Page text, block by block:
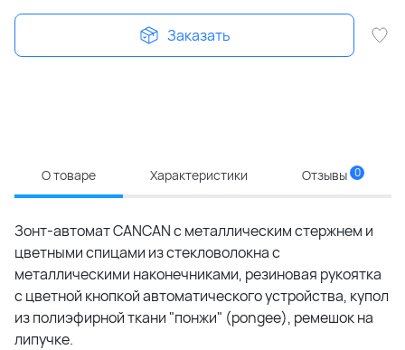
Заказать
О товаре Характеристики Отзывы 0
Зонт-автомат CANCAN с металлическим стержнем и
цветными спицами из стекловолокна с
металлическими наконечниками, резиновая рукоятка
с цветной кнопкой автоматического устройства, купол
из полиэфирной ткани "понжи" (pongee), ремешок на
липучке.